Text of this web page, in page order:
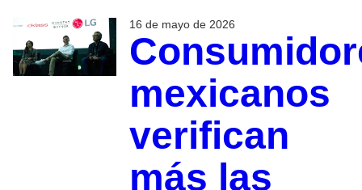
16 de mayo de 2026
mexicanos
verifican
más las